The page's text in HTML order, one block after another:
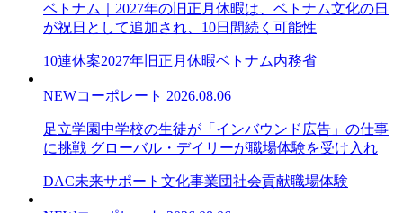
ベトナム｜2027年の旧正月休暇は、ベトナム文化の日
が祝日として追加され、10日間続く可能性
10連休案2027年旧正月休暇ベトナム内務省
NEWコーポレート 2026.08.06
足立学園中学校の生徒が「インバウンド広告」の仕事
に挑戦 グローバル・デイリーが職場体験を受け入れ
DAC未来サポート文化事業団社会貢献職場体験